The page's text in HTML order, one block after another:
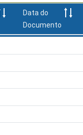
Data do
Documento